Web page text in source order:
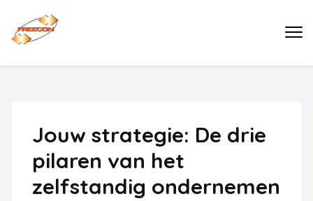
naar
Jouw strategie: De drie
pilaren van het
zelfstandig ondernemen